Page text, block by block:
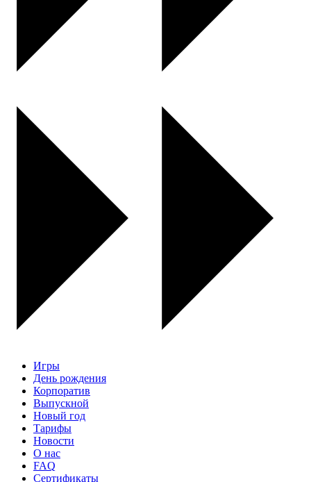
Игры
День рождения
Корпоратив
Выпускной
Новый год
Тарифы
Новости
О нас
FAQ
Сертификаты